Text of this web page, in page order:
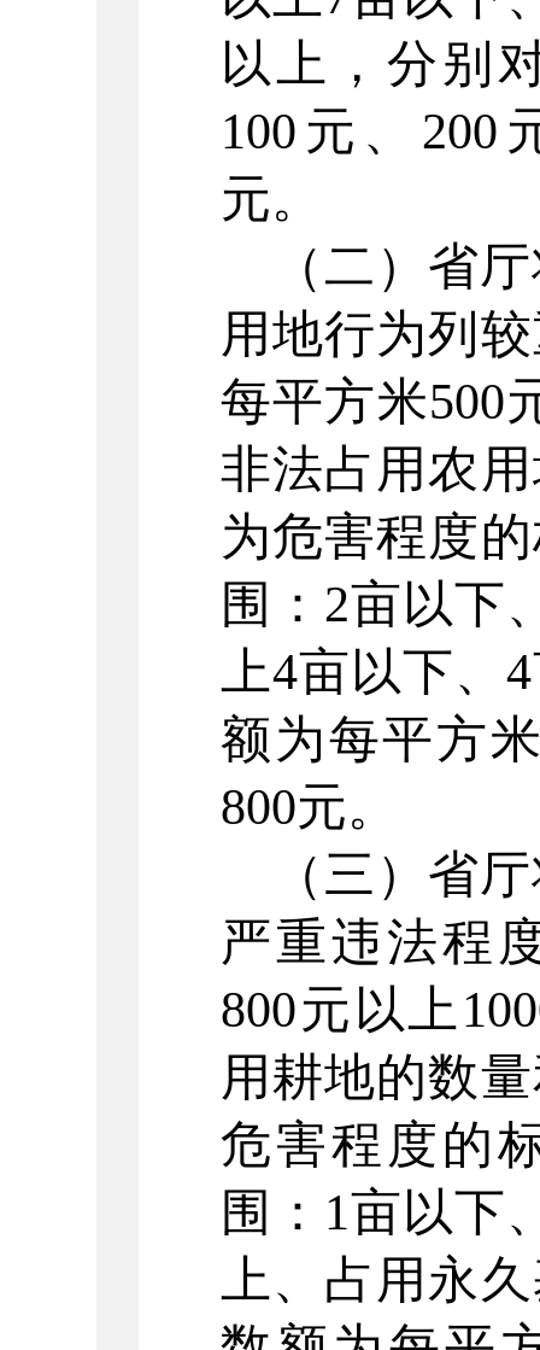
以上，分别
100元、200
元。
（二）省
用地行为列
每平方米500
非法占用农
为危害程度
围：2亩以下
上4亩以下
额为每平方
800元。
（三）省
严重违法程
800元以上
用耕地的数
危害程度的
围：1亩以下
上、占用永